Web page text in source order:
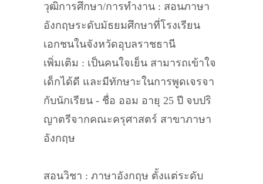
วุฒิการศึกษา/การทำงาน : สอนภาษา
อังกฤษระดับมัธยมศึกษาที่โรงเรียน
เอกชนในจังหวัดอุบลราชธานี
เพิ่มเติม : เป็นคนใจเย็น สามารถเข้าใจ
เด็กได้ดี และมีทักษาะในการพูดเจรจา
กับนักเรียน - ชื่อ ออม อายุ 25 ปี จบปริ
ญาตรีจากคณะครุศาสตร์ สาขาภาษา
อังกฤษ
สอนวิชา : ภาษาอังกฤษ ตั้งแต่ระดับ